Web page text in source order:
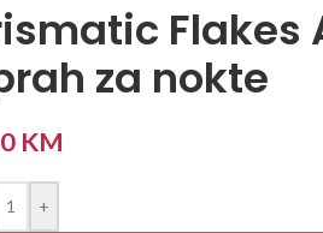
Flakes
za nokte
KM
+